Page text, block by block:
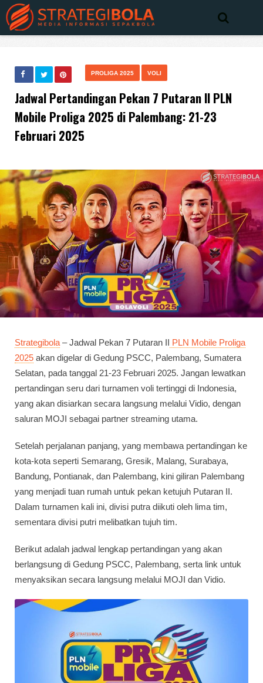
PROLIGA 2025 VOLI
Jadwal Pertandingan Pekan 7 Putaran II PLN
Mobile Proliga 2025 di Palembang: 21-23
Februari 2025
Strategibola – Jadwal Pekan 7 Putaran II PLN Mobile Proliga
2025 akan digelar di Gedung PSCC, Palembang, Sumatera
Selatan, pada tanggal 21-23 Februari 2025. Jangan lewatkan
pertandingan seru dari turnamen voli tertinggi di Indonesia,
yang akan disiarkan secara langsung melalui Vidio, dengan
saluran MOJI sebagai partner streaming utama.
Setelah perjalanan panjang, yang membawa pertandingan ke
kota-kota seperti Semarang, Gresik, Malang, Surabaya,
Bandung, Pontianak, dan Palembang, kini giliran Palembang
yang menjadi tuan rumah untuk pekan ketujuh Putaran II.
Dalam turnamen kali ini, divisi putra diikuti oleh lima tim,
sementara divisi putri melibatkan tujuh tim.
Berikut adalah jadwal lengkap pertandingan yang akan
berlangsung di Gedung PSCC, Palembang, serta link untuk
menyaksikan secara langsung melalui MOJI dan Vidio.